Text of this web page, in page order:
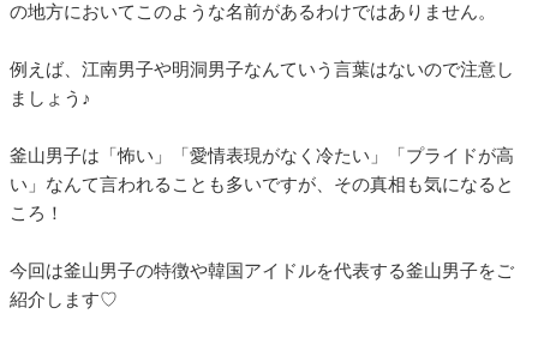
の地方においてこのような名前があるわけではありません。
例えば、江南男子や明洞男子なんていう言葉はないので注意し
ましょう♪
釜山男子は「怖い」「愛情表現がなく冷たい」「プライドが高
い」なんて言われることも多いですが、その真相も気になると
ころ！
今回は釜山男子の特徴や韓国アイドルを代表する釜山男子をご
紹介します♡